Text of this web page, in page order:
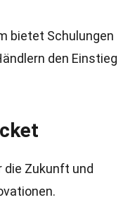
bietet Schulungen
den Einstieg
die Zukunft und